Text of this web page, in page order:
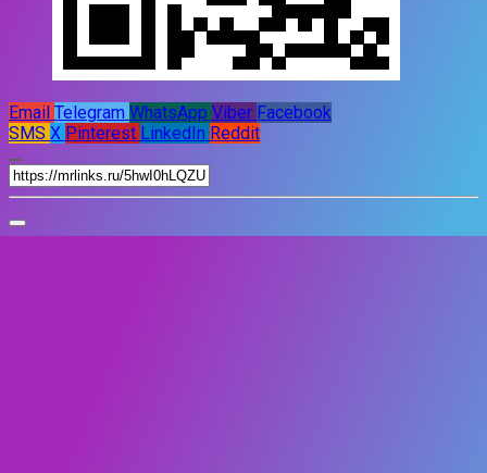
Email Telegram WhatsApp Viber Facebook
SMS X Pinterest LinkedIn Reddit